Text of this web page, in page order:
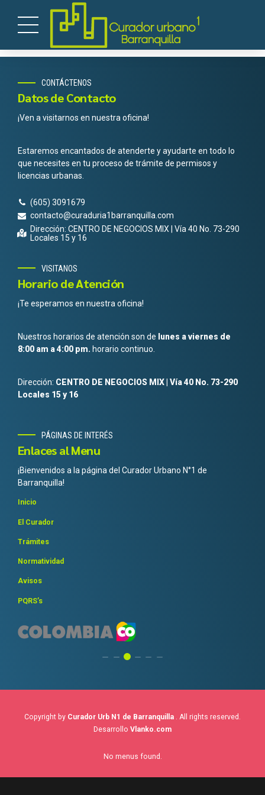
CONTÁCTENOS
Datos de Contacto
¡Ven a visitarnos en nuestra oficina!
Estaremos encantados de atenderte y ayudarte en todo lo
que necesites en tu proceso de trámite de permisos y
licencias urbanas.
(605) 3091679
contacto@curaduria1barranquilla.com
Dirección: CENTRO DE NEGOCIOS MIX | Vía 40 No. 73-290
Locales 15 y 16
VISITANOS
Horario de Atención
¡Te esperamos en nuestra oficina!
Nuestros horarios de atención son de lunes a viernes de
8:00 am a 4:00 pm. horario continuo.
Dirección: CENTRO DE NEGOCIOS MIX | Vía 40 No. 73-290
Locales 15 y 16
PÁGINAS DE INTERÉS
Enlaces al Menu
¡Bienvenidos a la página del Curador Urbano N°1 de
Barranquilla!
Inicio
El Curador
Trámites
Normatividad
Avisos
PQRS’s
Copyright by Curador Urb N1 de Barranquilla . All rights reserved.
Desarrollo Vlanko.com
No menus found.